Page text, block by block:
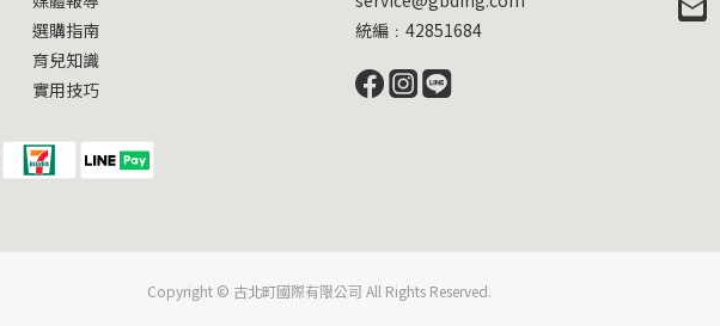
選購指南
育兒知識
實用技巧
統編﹕42851684
Copyright © 古北町國際有限公司 All Rights Reserved.